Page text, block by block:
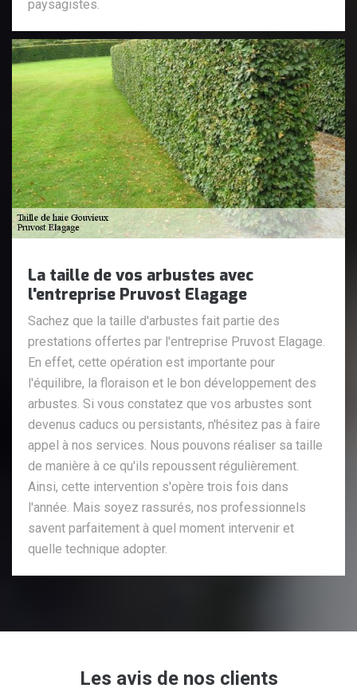
paysagistes.
La taille de vos arbustes avec
l'entreprise Pruvost Elagage
Sachez que la taille d'arbustes fait partie des
prestations offertes par l'entreprise Pruvost Elagage.
En effet, cette opération est importante pour
l'équilibre, la floraison et le bon développement des
arbustes. Si vous constatez que vos arbustes sont
devenus caducs ou persistants, n'hésitez pas à faire
appel à nos services. Nous pouvons réaliser sa taille
de manière à ce qu'ils repoussent régulièrement.
Ainsi, cette intervention s'opère trois fois dans
l'année. Mais soyez rassurés, nos professionnels
savent parfaitement à quel moment intervenir et
quelle technique adopter.
Les avis de nos clients